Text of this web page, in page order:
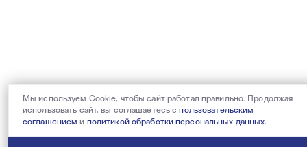
Мы используем Cookie, чтобы сайт работал правильно. Продолжая
использовать сайт, вы соглашаетесь спользовательским
соглашением и политикой обработки персональных данных.